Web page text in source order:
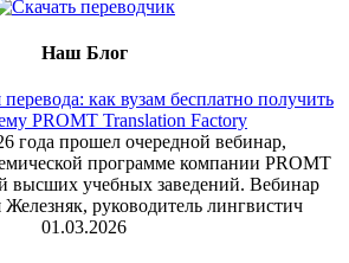
Наш Блог
как вузам бесплатно получить
PROMT Translation Factory
года прошел очередной вебинар,
программе компании PROMT
высших учебных заведений. Вебинар
Железняк, руководитель лингвистич
01.03.2026